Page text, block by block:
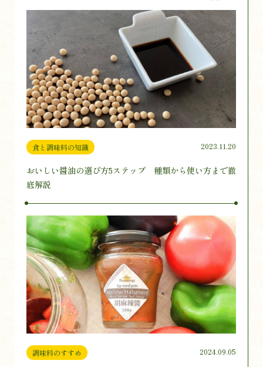
食と調味料の知識 2023.11.20
おいしい醤油の選び方5ステップ 種類から使い方まで徹
底解説
調味料のすすめ 2024.09.05